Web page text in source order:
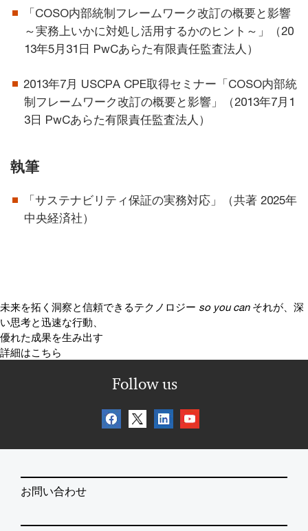
「COSO内部統制フレームワーク改訂の概要と影響
～実務上いかに対処し活用するかのヒント～」（20
13年5月31日 PwCあらた有限責任監査法人）
2013年7月 USCPA CPE取得セミナー「COSO内部統
制フレームワーク改訂の概要と影響」（2013年7月1
3日 PwCあらた有限責任監査法人）
執筆
「サステナビリティ保証の実務対応」（共著 2025年
中央経済社）
未来を拓く洞察と信頼できるテクノロジー so you can それが、深
い思考と迅速な行動、
優れた成果を生み出す
詳細はこちら
Follow us
お問い合わせ